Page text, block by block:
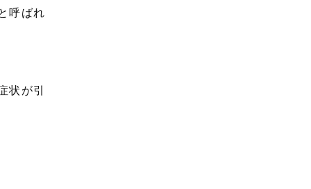
呼ばれ
状が引